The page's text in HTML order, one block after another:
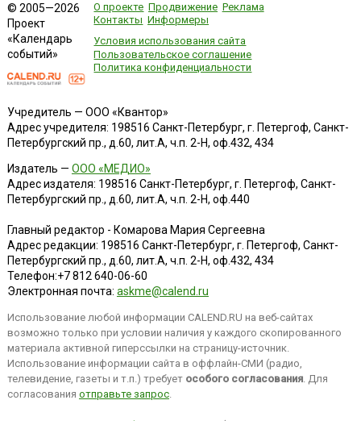
© 2005—2026
Проект
«Календарь
событий»
О проекте Продвижение Реклама
Контакты Информеры
Условия использования сайта
Пользовательское соглашение
Политика конфиденциальности
Учредитель — ООО «Квантор»
Адрес учредителя: 198516 Санкт-Петербург, г. Петергоф, Санкт-
Петербургский пр., д.60, лит.А, ч.п. 2-Н, оф.432, 434
Издатель — ООО «МЕДИО»
Адрес издателя: 198516 Санкт-Петербург, г. Петергоф, Санкт-
Петербургский пр., д.60, лит.А, ч.п. 2-Н, оф.440
Главный редактор - Комарова Мария Сергеевна
Адрес редакции: 198516 Санкт-Петербург, г. Петергоф, Санкт-
Петербургский пр., д.60, лит.А, ч.п. 2-Н, оф.432, 434
Телефон:+7 812 640-06-60
Электронная почта: askme@calend.ru
Использование любой информации CALEND.RU на веб-сайтах
возможно только при условии наличия у каждого скопированного
материала активной гиперссылки на страницу-источник.
Использование информации сайта в оффлайн-СМИ (радио,
телевидение, газеты и т.п.) требует особого согласования. Для
согласования отправьте запрос.